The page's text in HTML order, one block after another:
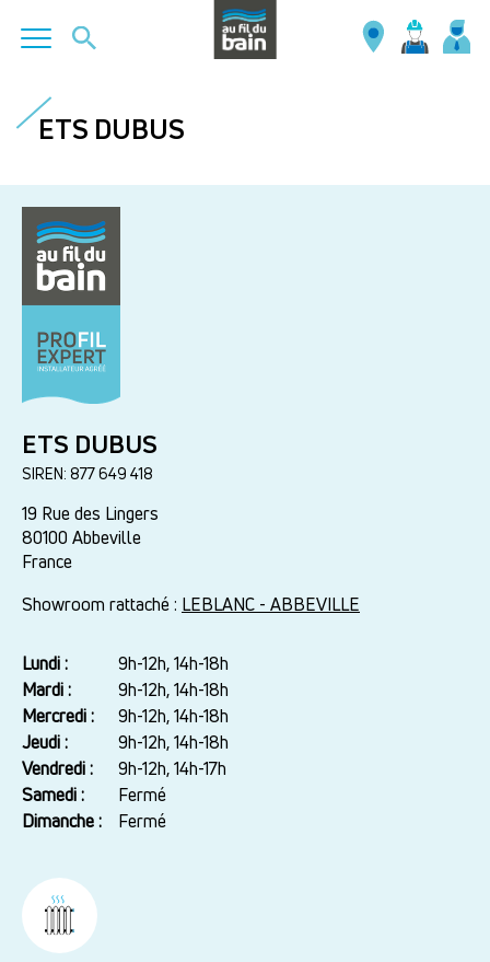
contenuETS DUBUS
ETS DUBUS
SIREN: 877 649 418
19 Rue des Lingers
80100 Abbeville
France
Showroom rattaché : LEBLANC - ABBEVILLE
Jour
Plage
horaire
Lundi :
9h-12h, 14h-18h
Mardi :
9h-12h, 14h-18h
Mercredi :
9h-12h, 14h-18h
Jeudi :
9h-12h, 14h-18h
Vendredi :
9h-12h, 14h-17h
Samedi :
Fermé
Dimanche :
Fermé